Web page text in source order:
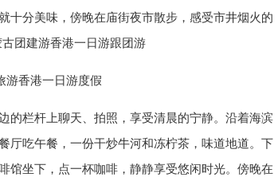
十分美味，傍晚在庙街夜市散步，感受市井烟火的
团建游香港一日游跟团游
游香港一日游度假
的栏杆上聊天、拍照，享受清晨的宁静。沿着海滨
厅吃午餐，一份干炒牛河和冻柠茶，味道地道。下
馆坐下，点一杯咖啡，静静享受悠闲时光。傍晚在